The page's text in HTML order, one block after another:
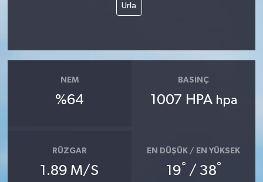
Urla
NEM
%64
BASINÇ
1007 HPA hpa
RÜZGAR
1.89 M/S
EN DÜŞÜK / EN YÜKSEK
19° / 38°